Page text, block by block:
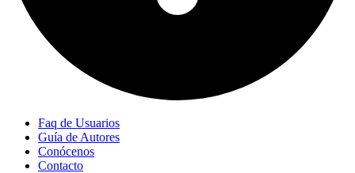
Faq de Usuarios
Guía de Autores
Conócenos
Contacto